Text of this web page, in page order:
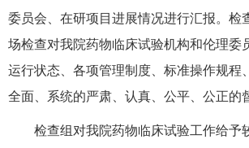
委员会、在研项目进展情况进行汇报。检
场检查对我院药物临床试验机构和伦理委
运行状态、各项管理制度、标准操作规程
全面、系统的严肃、认真、公平、公正的
检查组对我院药物临床试验工作给予